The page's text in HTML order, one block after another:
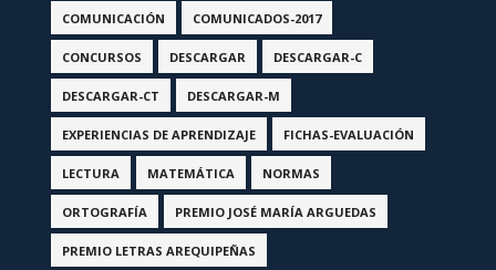
COMUNICACIÓN COMUNICADOS-2017
CONCURSOS DESCARGAR DESCARGAR-C
DESCARGAR-CT DESCARGAR-M
EXPERIENCIAS DE APRENDIZAJE FICHAS-EVALUACIÓN
LECTURA MATEMÁTICA NORMAS
ORTOGRAFÍA PREMIO JOSÉ MARÍA ARGUEDAS
PREMIO LETRAS AREQUIPEÑAS